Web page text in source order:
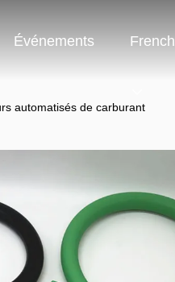
Événements French
automatisés de carburant